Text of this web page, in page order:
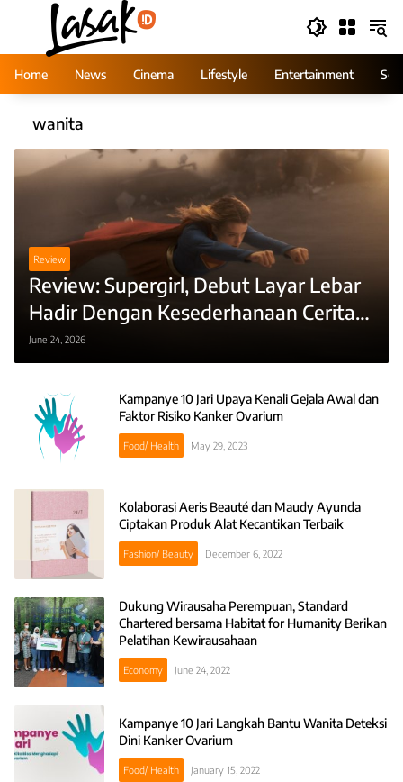
Home
News Cinema Lifestyle Entertainment
wanita
Review
Review: Supergirl, Debut Layar Lebar
Hadir Dengan Kesederhanaan Cerita
Sehari-Hari
June 24, 2026
Kampanye 10 Jari Upaya Kenali Gejala Awal dan
Faktor Risiko Kanker Ovarium
Food/ Health May 29, 2023
Kolaborasi Aeris Beauté dan Maudy Ayunda
Ciptakan Produk Alat Kecantikan Terbaik
Fashion/ Beauty December 6, 2022
Dukung Wirausaha Perempuan, Standard
Chartered bersama Habitat for Humanity Berikan
Pelatihan Kewirausahaan
Economy June 24, 2022
Kampanye 10 Jari Langkah Bantu Wanita Deteksi
Dini Kanker Ovarium
Food/ Health January 15, 2022